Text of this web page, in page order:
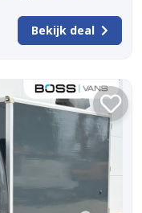
Bekijk deal